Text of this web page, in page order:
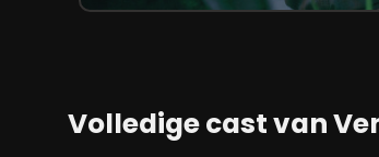
Volledige cast van